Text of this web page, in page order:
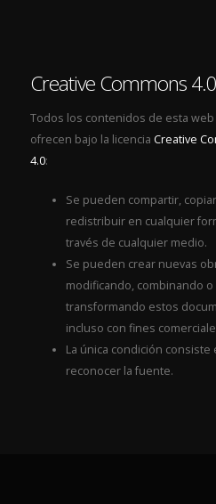
Creative Commons 4.0
Todos los contenidos de esta web
ofrecen bajo la licencia Creative
4.0:
Se pueden compartir,
redistribuir en cualquier
través de cualquier medio.
Se pueden crear nuevas
modificando, combinando o
transformando estos
incluso con fines
La única condición consiste
reconocer la fuente.